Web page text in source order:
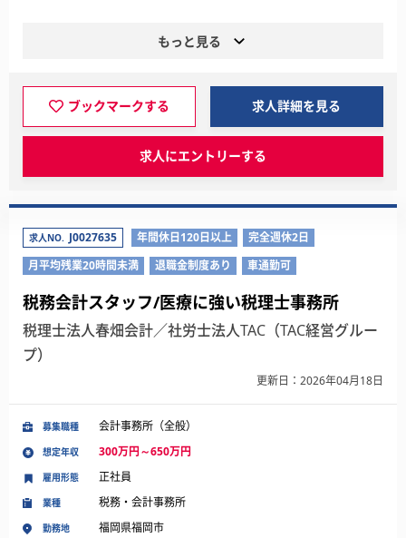
もっと見る
ブックマークする 求人詳細を見る
求人にエントリーする
求人NO. J0027635 年間休日120日以上
完全週休2日
月平均残業20時間未満
退職金制度あり 車通勤可
税務会計スタッフ/医療に強い税理士事務所
税理士法人春畑会計／社労士法人TAC（TAC経営グルー
プ）
更新日：2026年04月18日
募集職種 会計事務所（全般）
想定年収 300万円～650万円
業種 税務・会計事務所
勤務地 福岡県福岡市
雇用形態 正社員